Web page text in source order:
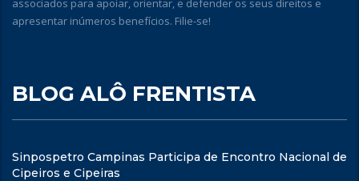
associados para apoiar, orientar, e defender os seus direitos e
apresentar inúmeros benefícios. Filie-se!
BLOG ALÔ FRENTISTA
Sinpospetro Campinas Participa de Encontro Nacional de
Cipeiros e Cipeiras